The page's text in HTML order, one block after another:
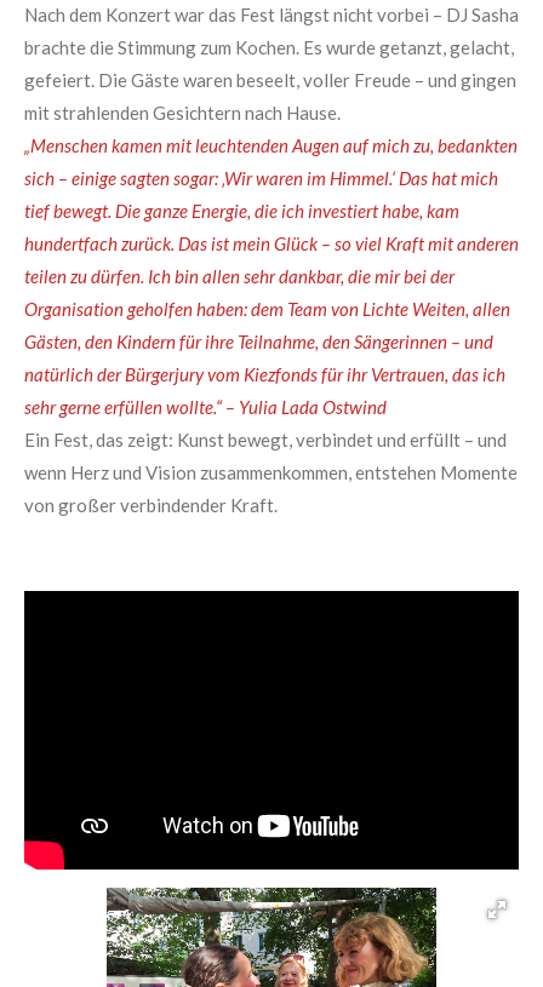
Nach dem Konzert war das Fest längst nicht vorbei – DJ Sasha
brachte die Stimmung zum Kochen. Es wurde getanzt, gelacht,
gefeiert. Die Gäste waren beseelt, voller Freude – und gingen
mit strahlenden Gesichtern nach Hause.
„Menschen kamen mit leuchtenden Augen auf mich zu, bedankten
sich – einige sagten sogar: ‚Wir waren im Himmel.‘ Das hat mich
tief bewegt. Die ganze Energie, die ich investiert habe, kam
hundertfach zurück. Das ist mein Glück – so viel Kraft mit anderen
teilen zu dürfen. Ich bin allen sehr dankbar, die mir bei der
Organisation geholfen haben: dem Team von Lichte Weiten, allen
Gästen, den Kindern für ihre Teilnahme, den Sängerinnen – und
natürlich der Bürgerjury vom Kiezfonds für ihr Vertrauen, das ich
sehr gerne erfüllen wollte.“ – Yulia Lada Ostwind
Ein Fest, das zeigt: Kunst bewegt, verbindet und erfüllt – und
wenn Herz und Vision zusammenkommen, entstehen Momente
von großer verbindender Kraft.